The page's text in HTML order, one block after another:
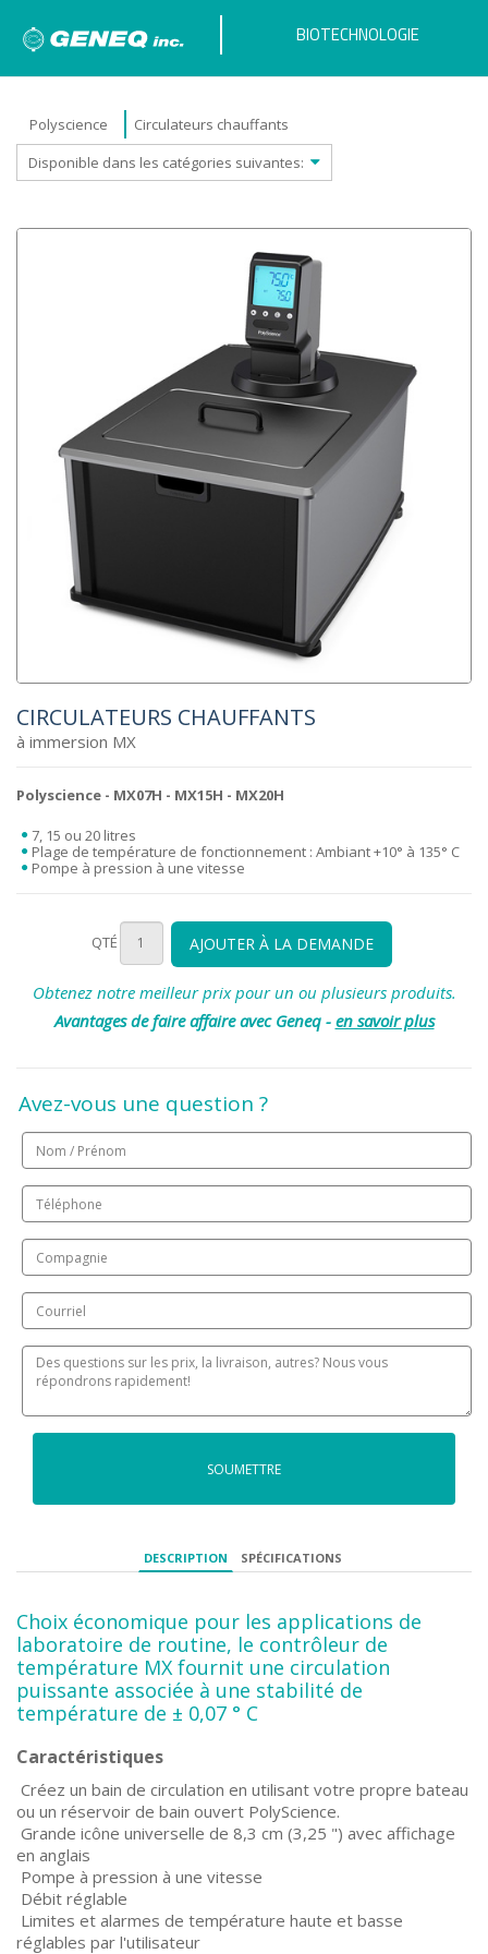
BIOTECHNOLOGIE
Polyscience
Circulateurs chauffants
Disponible dans les catégories suivantes:
CIRCULATEURS CHAUFFANTS
à immersion MX
Polyscience - MX07H - MX15H - MX20H
7, 15 ou 20 litres
Plage de température de fonctionnement : Ambiant +10° à 135° C
Pompe à pression à une vitesse
QTÉ AJOUTER À LA DEMANDE
Obtenez notre meilleur prix pour un ou plusieurs produits.
Avantages de faire affaire avec Geneq - en savoir plus
Avez-vous une question ?
SOUMETTRE
DESCRIPTION SPÉCIFICATIONS
Choix économique pour les applications de
laboratoire de routine, le contrôleur de
température MX fournit une circulation
puissante associée à une stabilité de
température de ± 0,07 ° C
Caractéristiques
Créez un bain de circulation en utilisant votre propre bateau
ou un réservoir de bain ouvert PolyScience.
Grande icône universelle de 8,3 cm (3,25 ") avec affichage
en anglais
Pompe à pression à une vitesse
Débit réglable
Limites et alarmes de température haute et basse
réglables par l'utilisateur